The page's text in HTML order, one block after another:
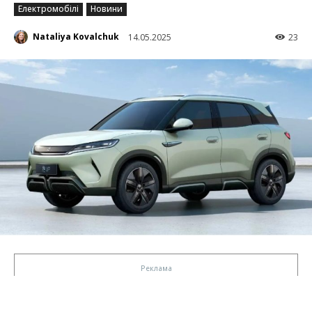
Електромобілі Новини
Nataliya Kovalchuk 14.05.2025 23